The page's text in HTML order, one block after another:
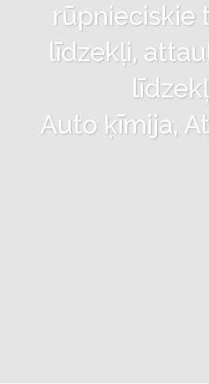
rūpnieciskie
līdzekļi,
Auto ķīmija,